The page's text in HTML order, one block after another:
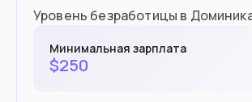
Уровень безработицы в
Минимальная зарплата
$250